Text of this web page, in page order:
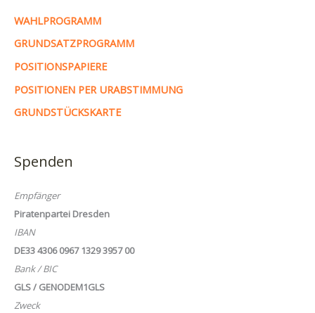
WAHLPROGRAMM
GRUNDSATZPROGRAMM
POSITIONSPAPIERE
POSITIONEN PER URABSTIMMUNG
GRUNDSTÜCKSKARTE
Spenden
Empfänger
Piratenpartei Dresden
IBAN
DE33 4306 0967 1329 3957 00
Bank / BIC
GLS / GENODEM1GLS
Zweck